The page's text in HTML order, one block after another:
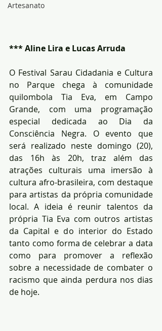
Artesanato
*** Aline Lira e Lucas Arruda
O Festival Sarau Cidadania e Cultura
no Parque chega à comunidade
quilombola Tia Eva, em Campo
Grande, com uma programação
especial dedicada ao Dia da
Consciência Negra. O evento que
será realizado neste domingo (20),
das 16h às 20h, traz além das
atrações culturais uma imersão à
cultura afro-brasileira, com destaque
para artistas da própria comunidade
local. A ideia é reunir talentos da
própria Tia Eva com outros artistas
da Capital e do interior do Estado
tanto como forma de celebrar a data
como para promover a reflexão
sobre a necessidade de combater o
racismo que ainda perdura nos dias
de hoje.